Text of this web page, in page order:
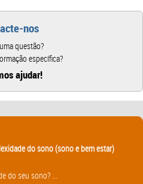
nos
questão?
específica?
ajudar!
do sono (sono e bem estar)
do seu sono? ...